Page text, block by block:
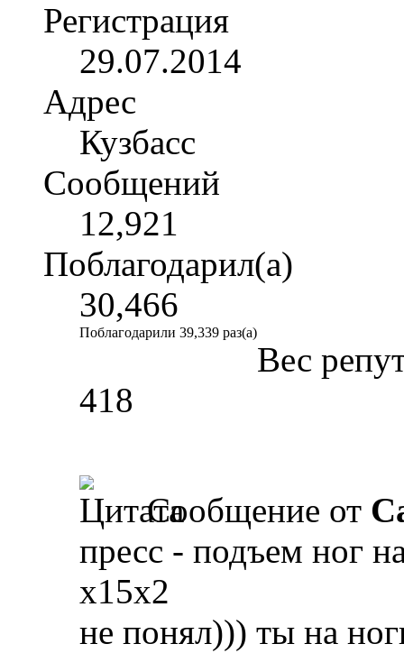
Регистрация
29.07.2014
Адрес
Кузбасс
Сообщений
12,921
Поблагодарил(а)
30,466
Поблагодарили 39,339 раз(а)
Вес
418
Сообщение от
пресс - подъем ног
х15х2
не понял))) ты на